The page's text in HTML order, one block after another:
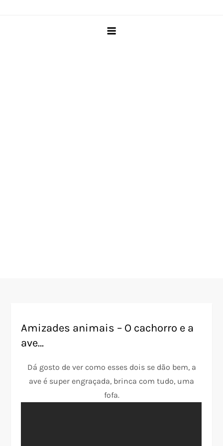
Amizades animais – O cachorro e a
ave…
Dá gosto de ver como esses dois se dão bem, a
ave é super engraçada, brinca com tudo, uma
fofa.